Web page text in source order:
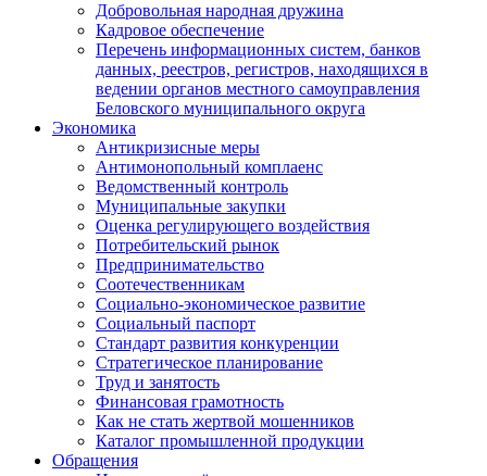
Добровольная народная дружина
Кадровое обеспечение
Перечень информационных систем, банков
данных, реестров, регистров, находящихся в
ведении органов местного самоуправления
Беловского муниципального округа
Экономика
Антикризисные меры
Антимонопольный комплаенс
Ведомственный контроль
Муниципальные закупки
Оценка регулирующего воздействия
Потребительский рынок
Предпринимательство
Соотечественникам
Социально-экономическое развитие
Социальный паспорт
Стандарт развития конкуренции
Стратегическое планирование
Труд и занятость
Финансовая грамотность
Как не стать жертвой мошенников
Каталог промышленной продукции
Обращения